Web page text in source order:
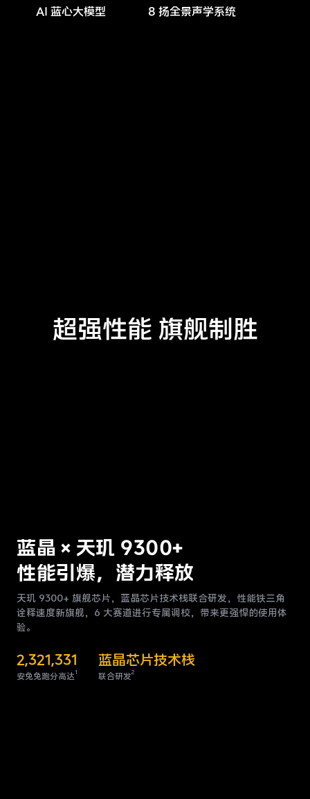
AI 蓝心大模型 8 扬全景声学系统
超强性能 旗舰制胜
蓝晶×天玑 9300+
性能引爆，潜力释放
天玑 9300+ 旗舰芯片，蓝晶芯片技术栈联合研发，性能铁三角
诠释速度新旗舰， 6 大赛道进行专属调校，带来更强悍的使用体
验。
2,321,331
安兔兔跑分高达1
蓝晶芯片技术栈
联合研发2